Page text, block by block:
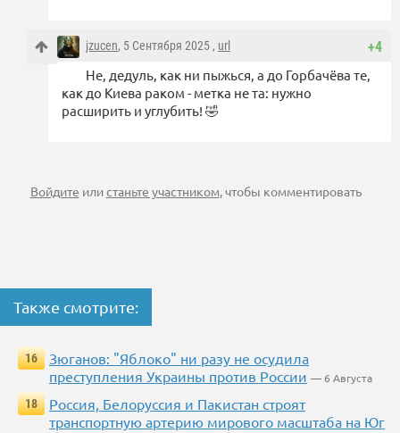
+4
jzucen, 5 Сентября 2025 , url
Не, дедуль, как ни пыжься, а до Горбачёва те,
как до Киева раком - метка не та: нужно
расширить и углубить! 🤣
Войдите илистаньте участником, чтобы комментировать
Также смотрите:
16
Зюганов: "Яблоко" ни разу не осудила
преступления Украины против России — 6 Августа
18
Россия, Белоруссия и Пакистан строят
транспортную артерию мирового масштаба на Юг